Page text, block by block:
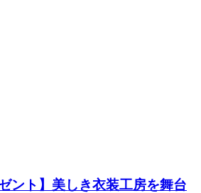
ント】美しき衣装工房を舞台